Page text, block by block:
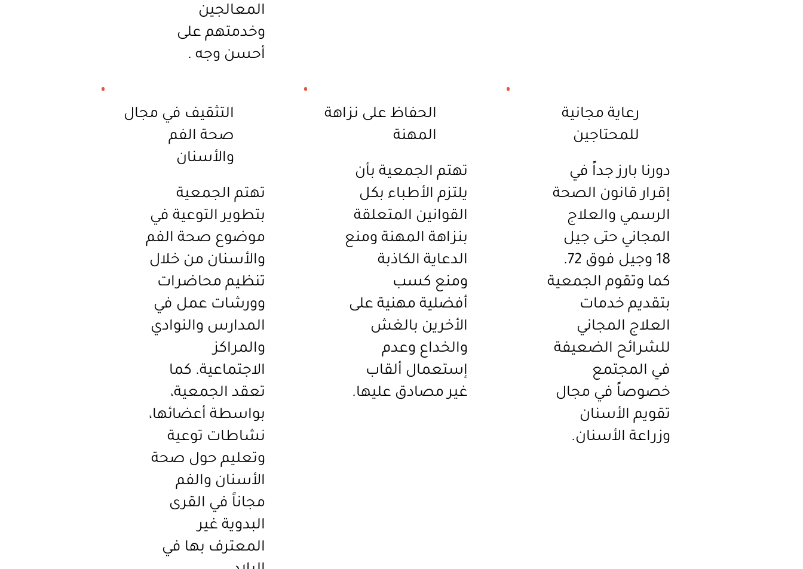
المعالجين
وخدمتهم على
أحسن وجه .
رعاية مجانية
للمحتاجين
دورنا بارز جداً في
إقرار قانون الصحة
الرسمي والعلاج
المجاني حتى جيل
18 وجيل فوق 72.
كما وتقوم الجمعية
بتقديم خدمات
العلاج المجاني
للشرائح الضعيفة
في المجتمع
خصوصاً في مجال
تقويم الأسنان
وزراعة الأسنان.
الحفاظ على نزاهة
المهنة
تهتم الجمعية بأن
يلتزم الأطباء بكل
القوانين المتعلقة
بنزاهة المهنة ومنع
الدعاية الكاذبة
ومنع كسب
أفضلية مهنية على
الأخرين بالغش
والخداع وعدم
إستعمال ألقاب
غير مصادق عليها.
التثقيف في مجال
صحة الفم
والأسنان
تهتم الجمعية
بتطوير التوعية في
موضوع صحة الفم
والأسنان من خلال
تنظيم محاضرات
وورشات عمل في
المدارس والنوادي
والمراكز
الاجتماعية. كما
تعقد الجمعية،
بواسطة أعضائها،
نشاطات توعية
وتعليم حول صحة
الأسنان والفم
مجاناً في القرى
البدوية غير
المعترف بها في